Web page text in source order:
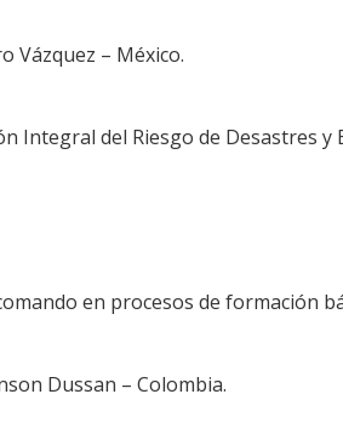
Vázquez – México.
Integral del Riesgo de Desastres y
en procesos de formación
Dussan – Colombia.